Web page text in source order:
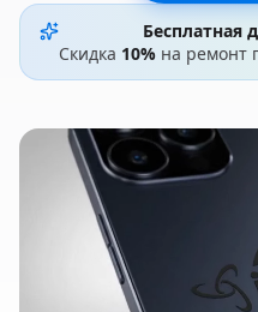
Бесплатная
Скидка 10% на ремонт